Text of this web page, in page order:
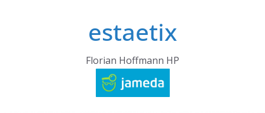
estaetix
Florian Hoffmann HP